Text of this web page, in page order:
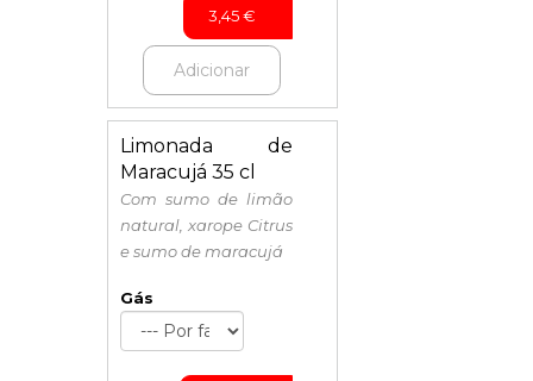
3,45€
Adicionar
Limonada de
Maracujá 35 cl
Com sumo de limão
natural, xarope Citrus
e sumo de maracujá
Gás